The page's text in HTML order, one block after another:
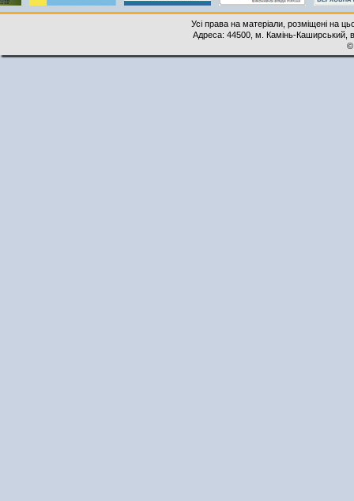
Усі права на матеріали, розміщені на
Адреса: 44500, м. Камінь-Каширський,
©